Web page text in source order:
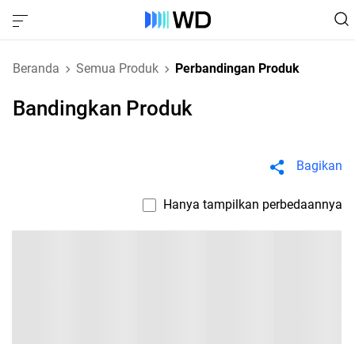
Beranda Semua Produk Perbandingan Produk
Bandingkan Produk
Bagikan
Hanya tampilkan perbedaannya